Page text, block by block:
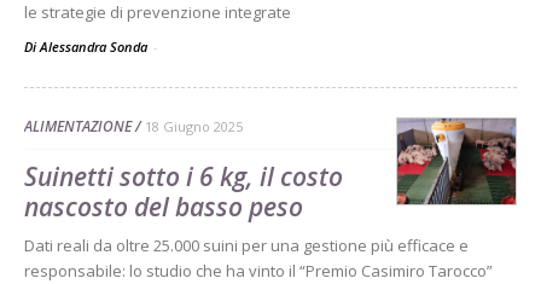
le strategie di prevenzione integrate
Di Alessandra Sonda -
ALIMENTAZIONE 18 Giugno 2025
Suinetti sotto i 6 kg, il costo
nascosto del basso peso
Dati reali da oltre 25.000 suini per una gestione più efficace e
responsabile: lo studio che ha vinto il “Premio Casimiro Tarocco”